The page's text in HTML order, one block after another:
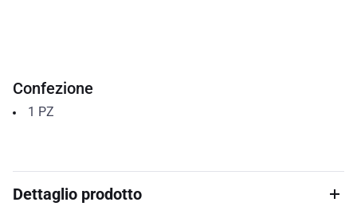
Confezione
1 PZ
Dettaglio prodotto